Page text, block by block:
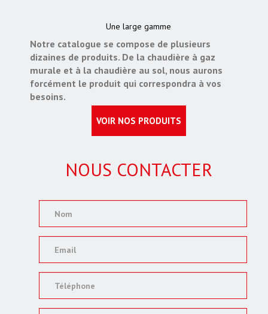
Une large gamme
Notre catalogue se compose de plusieurs
dizaines de produits. De la chaudière à gaz
murale et à la chaudière au sol, nous aurons
forcément le produit qui correspondra à vos
besoins.
VOIR NOS PRODUITS
NOUS CONTACTER